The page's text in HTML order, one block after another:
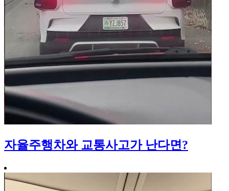
자율주행차와 교통사고가 난다면?